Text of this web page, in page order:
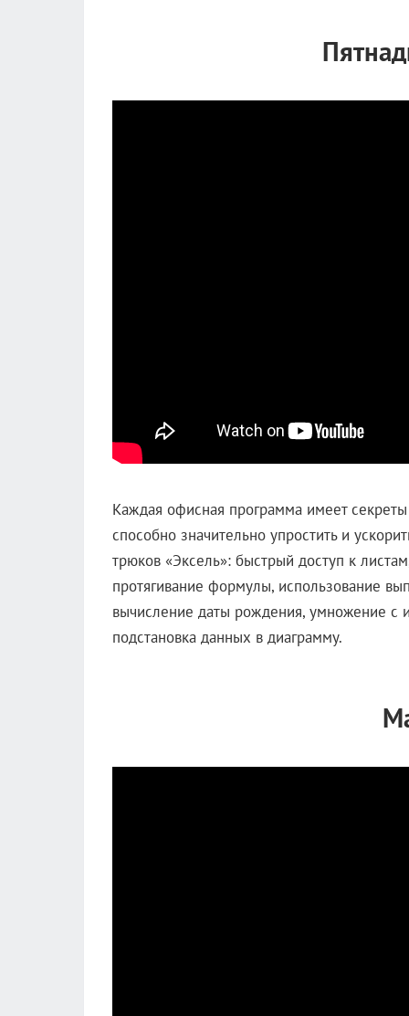
Каждая офисная программа имеет
способно значительно упростить и
трюков «Эксель»: быстрый доступ к
протягивание формулы, использование
вычисление даты рождения, умножение с
подстановка данных в диаграмму.